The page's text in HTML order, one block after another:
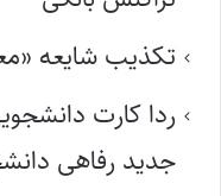
تکذیب شایعه
ردا کارت
جدید رفاهی